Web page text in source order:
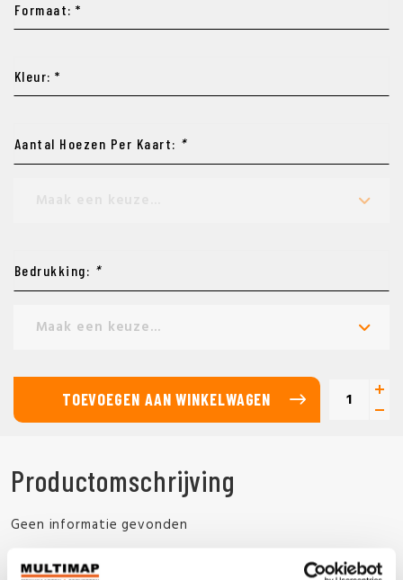
Formaat: *
Kleur: *
Aantal Hoezen Per Kaart: *
Bedrukking: *
Maak een keuze...
TOEVOEGEN AAN WINKELWAGEN
Productomschrijving
Geen informatie gevonden